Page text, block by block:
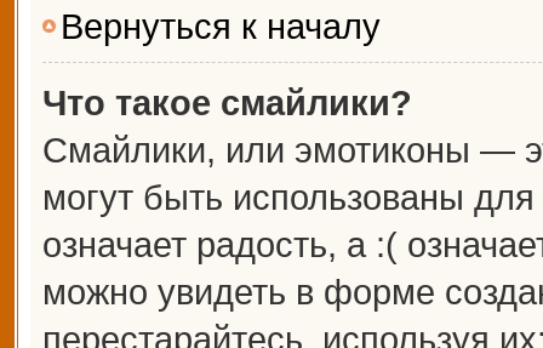
Вернуться к началу
Что такое смайлики?
Смайлики, или эмотиконы —
могут быть использованы
означает радость, а :(
можно увидеть в форме
перестарайтесь, используя